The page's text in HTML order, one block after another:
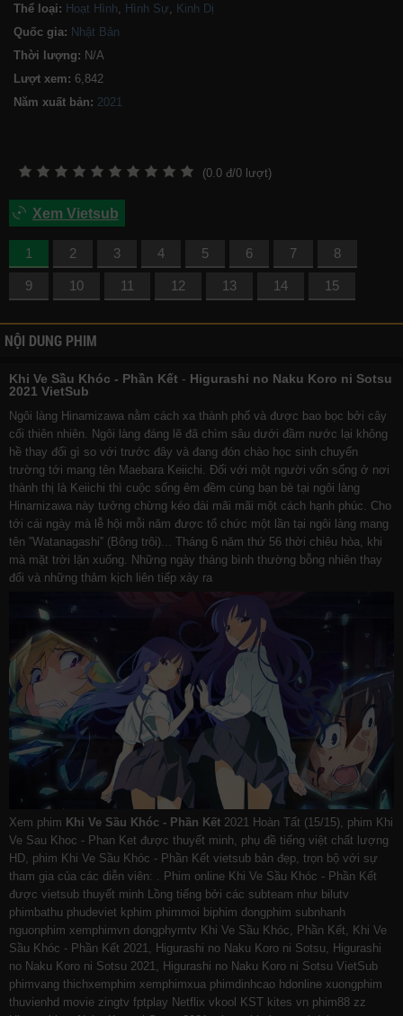
Thể loại: Hoạt Hình, Hình Sự, Kinh Dị
Quốc gia: Nhật Bản
Thời lượng: N/A
Lượt xem: 6,842
Năm xuất bản:
(0.0 đ/0 lượt)
Xem Vietsub
1 2 3 4 5 6 7 8
9 10 11 12 13 14 15
NỘI DUNG PHIM
Khi Ve Sầu Khóc - Phần Kết - Higurashi no Naku Koro ni Sotsu
2021 VietSub
Ngôi làng Hinamizawa nằm cách xa thành phố và được bao bọc bởi cây
cối thiên nhiên. Ngôi làng đáng lẽ đã chìm sâu dưới đầm nước lại không
hề thay đổi gì so với trước đây và đang đón chào học sinh chuyển
trường tới mang tên Maebara Keiichi. Đối với một người vốn sống ở nơi
thành thị là Keiichi thì cuộc sống êm đềm cùng bạn bè tại ngôi làng
Hinamizawa này tưởng chừng kéo dài mãi mãi một cách hạnh phúc. Cho
tới cái ngày mà lễ hội mỗi năm được tổ chức một lần tại ngôi làng mang
tên ‟Watanagashi‟ (Bông trôi)... Tháng 6 năm thứ 56 thời chiêu hòa, khi
mà mặt trời lặn xuống. Những ngày tháng bình thường bỗng nhiên thay
đổi và những thảm kịch liên tiếp xảy ra
Xem phim Khi Ve Sầu Khóc - Phần Kết 2021 Hoàn Tất (15/15), phim Khi
Ve Sau Khoc - Phan Ket được thuyết minh, phụ đề tiếng việt chất lượng
HD, phim Khi Ve Sầu Khóc - Phần Kết vietsub bản đẹp, trọn bộ với sự
tham gia của các diễn viên: . Phim online Khi Ve Sầu Khóc - Phần Kết
được vietsub thuyết minh Lồng tiếng bởi các subteam như bilutv
phimbathu phudeviet kphim phimmoi biphim dongphim subnhanh
nguonphim xemphimvn dongphymtv Khi Ve Sầu Khóc, Phần Kết, Khi Ve
Sầu Khóc - Phần Kết 2021, Higurashi no Naku Koro ni Sotsu, Higurashi
no Naku Koro ni Sotsu 2021, Higurashi no Naku Koro ni Sotsu VietSub
phimvang thichxemphim xemphimxua phimdinhcao hdonline xuongphim
thuvienhd movie zingtv fptplay Netflix vkool KST kites vn phim88 zz